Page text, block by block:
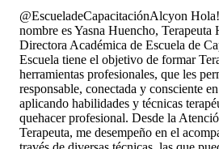
@EscueladeCapacitaciónAlcyon
nombre es Yasna Huencho,
Directora Académica de Escuela de
Escuela tiene el objetivo de formar
herramientas profesionales, que les
responsable, conectada y consciente
aplicando habilidades y técnicas
quehacer profesional. Desde la
Terapeuta, me desempeño en el